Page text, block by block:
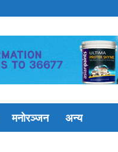
मनोरञ्जन अन्य